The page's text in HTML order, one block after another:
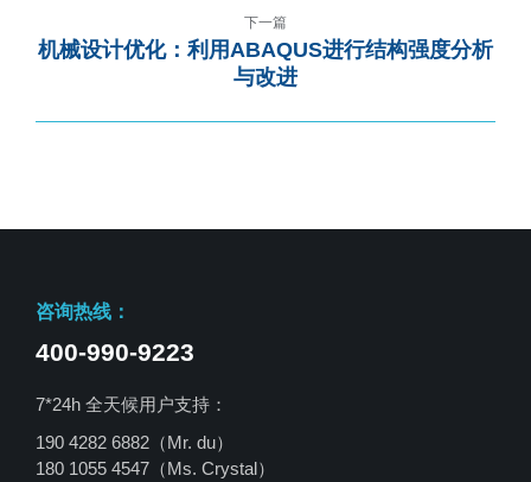
下一篇
机械设计优化：利用ABAQUS进行结构强度分析
与改进
咨询热线：
400-990-9223
7*24h 全天候用户支持：
190 4282 6882（Mr. du）
180 1055 4547 （Ms. Crystal）